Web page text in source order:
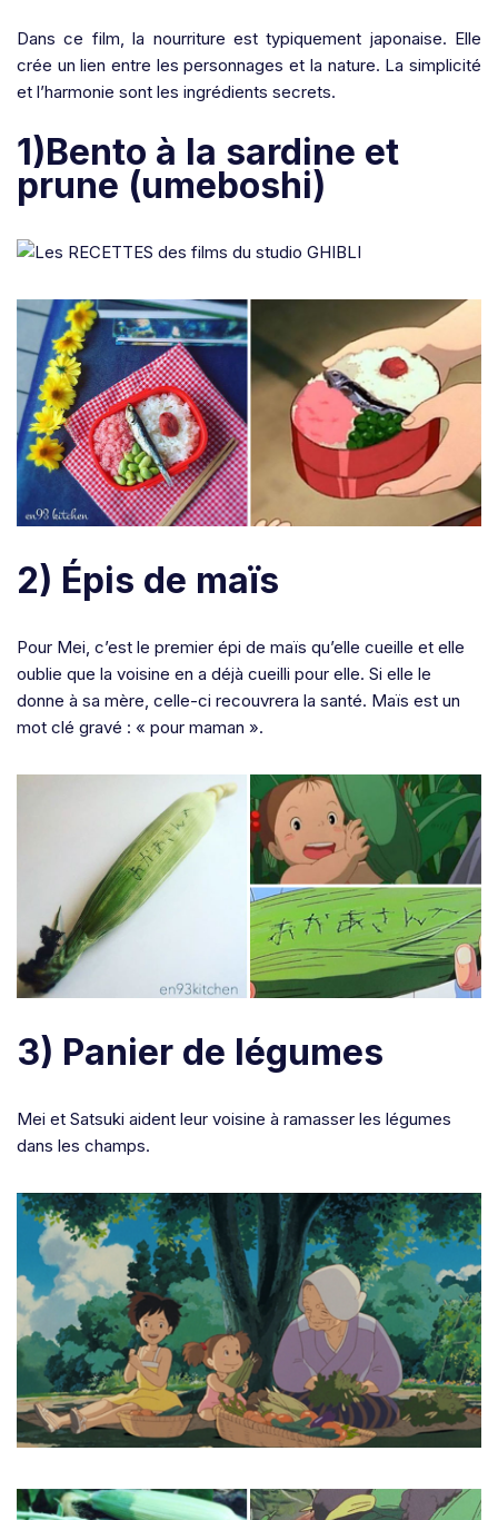
Dans ce film, la nourriture est typiquement japonaise. Elle
crée un lien entre les personnages et la nature. La simplicité
et l’harmonie sont les ingrédients secrets.
1)Bento à la sardine et
prune (umeboshi)
2) Épis de maïs
Pour Mei, c’est le premier épi de maïs qu’elle cueille et elle
oublie que la voisine en a déjà cueilli pour elle. Si elle le
donne à sa mère, celle-ci recouvrera la santé. Maïs est un
mot clé gravé : « pour maman ».
3) Panier de légumes
Mei et Satsuki aident leur voisine à ramasser les légumes
dans les champs.